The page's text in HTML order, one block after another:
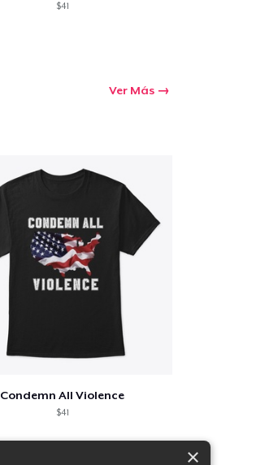
$41
Ver Más
Condemn All Violence
$41
×